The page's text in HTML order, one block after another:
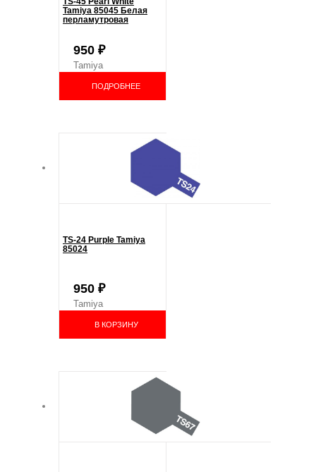
Tamiya 85045 Белая
перламутровая
950 ₽
Tamiya
ПОДРОБНЕЕ
TS-24 Purple Tamiya
85024
950 ₽
Tamiya
В КОРЗИНУ